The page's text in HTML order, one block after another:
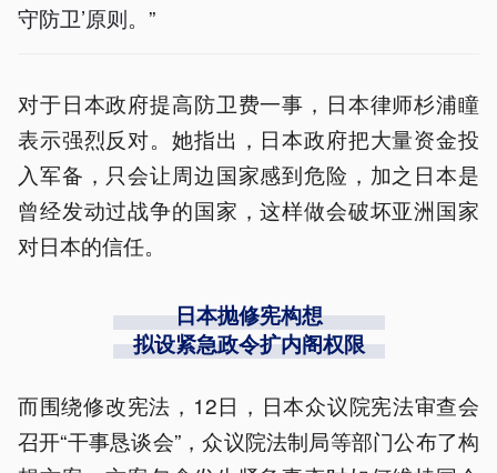
守防卫’原则。”
对于日本政府提高防卫费一事，日本律师杉浦瞳
表示强烈反对。她指出，日本政府把大量资金投
入军备，只会让周边国家感到危险，加之日本是
曾经发动过战争的国家，这样做会破坏亚洲国家
对日本的信任。
日本抛修宪构想
拟设紧急政令扩内阁权限
而围绕修改宪法，12日，日本众议院宪法审查会
召开“干事恳谈会”，众议院法制局等部门公布了构